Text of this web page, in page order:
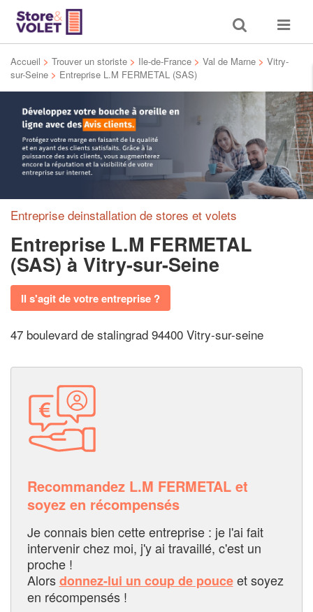
Toggle
search
Toggle
Accueil > Trouver un storiste > Ile-de-France > Val de Marne > Vitry-
sur-Seine > Entreprise L.M FERMETAL (SAS)
Entreprise deinstallation de stores et volets
Entreprise L.M FERMETAL
(SAS)à Vitry-sur-Seine
Il s'agit de votre entreprise ?
47 boulevard de stalingrad 94400 Vitry-sur-seine
Recommandez L.M FERMETAL et
soyez en récompensés
Je connais bien cette entreprise : je l'ai fait
intervenir chez moi, j'y ai travaillé, c'est un
proche !
Alorsdonnez-lui un coup de pouceet soyez
en récompensés !